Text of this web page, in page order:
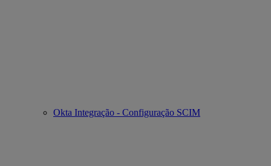
Okta Integração - Configuração SCIM